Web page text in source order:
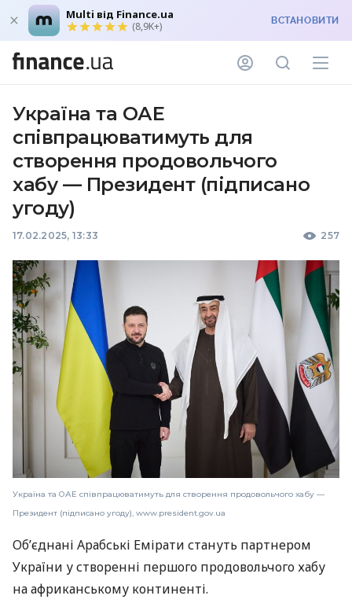
Multi від Finance.ua
(8,9K+) ВСТАНОВИТИ
Україна та ОАЕ
співпрацюватимуть для
створення продовольчого
хабу — Президент (підписано
угоду)
17.02.2025, 13:33 257
Україна та ОАЕ співпрацюватимуть для створення продовольчого хабу —
Президент (підписано угоду), www.president.gov.ua
Об’єднані Арабські Емірати стануть партнером
України у створенні першого продовольчого хабу
на африканському континенті.